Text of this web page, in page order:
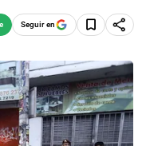
Seguir en